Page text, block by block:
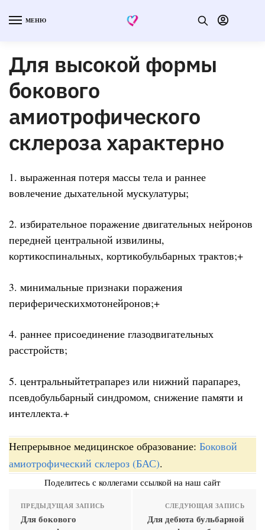
МЕНЮ
Для высокой формы
бокового
амиотрофического
склероза характерно
1. выраженная потеря массы тела и раннее
вовлечение дыхательной мускулатуры;
2. избирательное поражение двигательных нейронов
передней центральной извилины,
кортикоспинальных, кортикобульбарных трактов;+
3. минимальные признаки поражения
периферическихмотонейронов;+
4. раннее присоединение глазодвигательных
расстройств;
5. центральныйтетрапарез или нижний парапарез,
псевдобульбарный синдромом, снижение памяти и
интеллекта.+
Непрерывное медицинское образование: Боковой
амиотрофический склероз (БАС).
Поделитесь с коллегами ссылкой на наш сайт
ПРЕДЫДУЩАЯ ЗАПИСЬ
Для бокового
СЛЕДУЮЩАЯ ЗАПИСЬ
Для дебюта бульбарной